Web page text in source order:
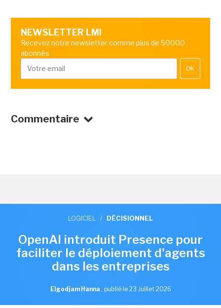
NEWSLETTER LMI
Recevez notre newsletter comme plus de 50000
abonnés
OK
Commentaire
LOGICIEL / DÉCISIONNEL
OpenAI introduit Presence pour
faciliter le déploiement d'agents
dans les entreprises
Elgodjam Hanna , publié le 23 Juillet 2026